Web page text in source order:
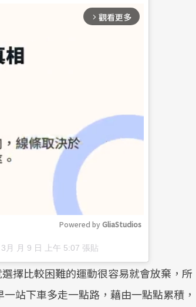
arrow_forward_ios 觀看更多
M
u
t
Powered by GliaStudios
月 月 9 日 上午 5:07 張貼
擇比較困難的運動很容易就會放棄，所
站下車多走一點路，藉由一點點累積，